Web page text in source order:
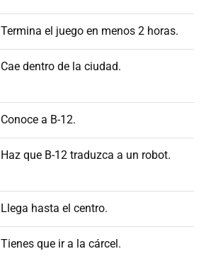
Termina el juego en menos 2 horas.
Cae dentro de la ciudad.
Conoce a B-12.
Haz que B-12 traduzca a un robot.
Llega hasta el centro.
Tienes que ir a la cárcel.